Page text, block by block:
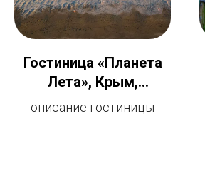
Гостиница «Планета
Лета», Крым,
Азовское море,
описание гостиницы